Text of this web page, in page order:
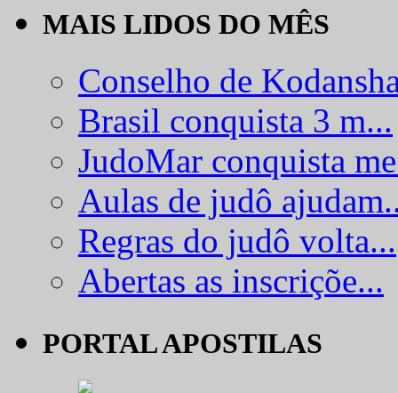
MAIS LIDOS DO MÊS
Conselho de
Brasil conquista 3 m...
JudoMar conquista
Aulas de judô
Regras do judô volta...
Abertas as inscriçõe...
PORTAL APOSTILAS